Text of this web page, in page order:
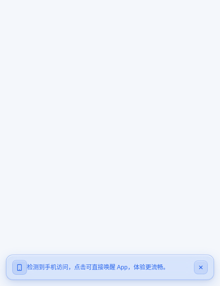
检测到手机访问，点击可直接唤醒 App，体验更流畅。